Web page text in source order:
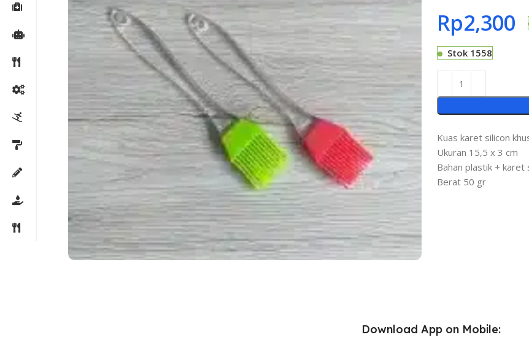
Rp2,300
Stok 1558
Kuas karet silicon
Ukuran 15,5 x 3 cm
Bahan plastik + karet
Berat 50 gr
Download App on Mobile: